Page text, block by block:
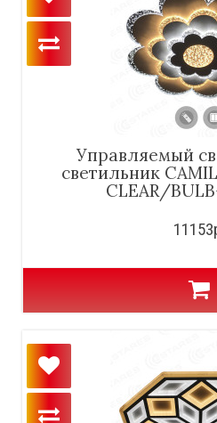
Управляемый
светильник
CLEAR/